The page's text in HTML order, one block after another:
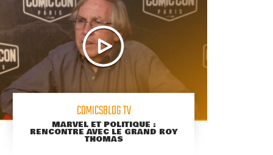
COMICSBLOG TV
MARVEL ET POLITIQUE :
RENCONTRE AVEC LE GRAND ROY
THOMAS